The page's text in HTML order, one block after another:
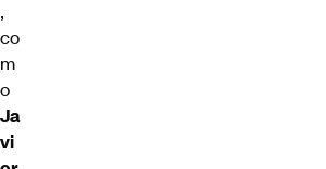
,
co
m
o
Ja
vi